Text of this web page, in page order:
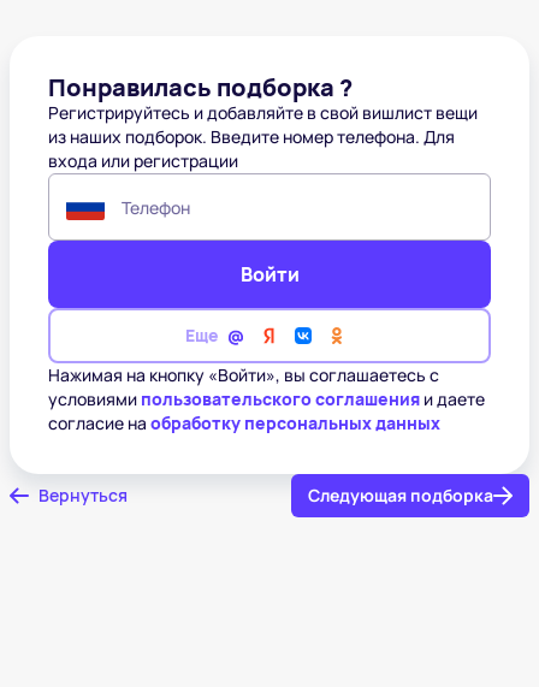
Понравилась подборка ?
Регистрируйтесь и добавляйте в свой вишлист вещи
из наших подборок. Введите номер телефона. Для
входа или регистрации
Телефон
Войти
Еще
Нажимая на кнопку «Войти», вы соглашаетесь с
условиями пользовательского соглашения и даете
согласие на обработку персональных данных
Вернуться Следующая подборка